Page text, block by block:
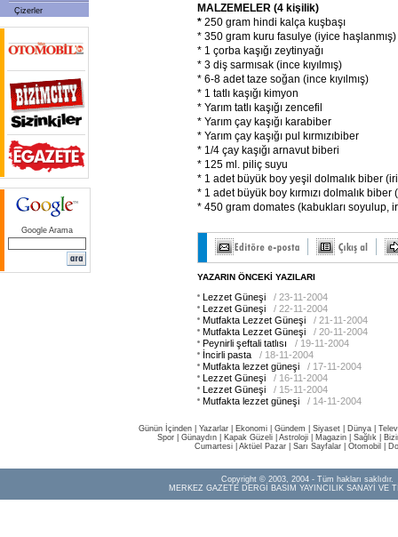
Çizerler
Google Arama
MALZEMELER (4 kişilik)
* 250 gram hindi kalça kuşbaşı
* 350 gram kuru fasulye (iyice haşlanmış)
* 1 çorba kaşığı zeytinyağı
* 3 diş sarmısak (ince kıyılmış)
* 6-8 adet taze soğan (ince kıyılmış)
* 1 tatlı kaşığı kimyon
* Yarım tatlı kaşığı zencefil
* Yarım çay kaşığı karabiber
* Yarım çay kaşığı pul kırmızıbiber
* 1/4 çay kaşığı arnavut biberi
* 125 ml. piliç suyu
* 1 adet büyük boy yeşil dolmalık biber
* 1 adet büyük boy kırmızı dolmalık biber
* 450 gram domates (kabukları soyulup,
YAZARIN ÖNCEKİ YAZILARI
Lezzet Güneşi
/ 23-11-2004
Lezzet Güneşi
/ 22-11-2004
Mutfakta Lezzet Güneşi
/ 21-11-2004
Mutfakta Lezzet Güneşi
/ 20-11-2004
Peynirli şeftali tatlısı
/ 19-11-2004
İncirli pasta
/ 18-11-2004
Mutfakta lezzet güneşi
/ 17-11-2004
Lezzet Güneşi
/ 16-11-2004
Lezzet Güneşi
/ 15-11-2004
Mutfakta lezzet güneşi
/ 14-11-2004
Günün İçinden Yazarlar Ekonomi Gündem Siyaset Dünya |
Spor
Günaydın Kapak Güzeli Astroloji Magazin Sağlık
Cumartesi| Aktüel Pazar| Sarı Sayfalar| Otomobil
Copyright © 2003, 2004 - Tüm hakları saklıdır.
MERKEZ GAZETE DERGİ BASIM YAYINCILIK SANAYİ VE